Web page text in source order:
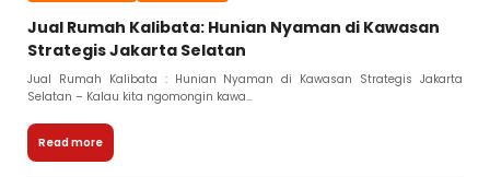
Jual Rumah Kalibata: Hunian Nyaman di Kawasan
Strategis Jakarta Selatan
Jual Rumah Kalibata : Hunian Nyaman di Kawasan Strategis Jakarta
Selatan – Kalau kita ngomongin kawa...
Read more